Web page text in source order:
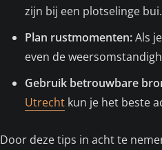
zijn bij een plotselinge bui.
Plan rustmomenten:Als
even de
Gebruik betrouwbare
Utrecht kun je het beste
Door deze tips in acht te